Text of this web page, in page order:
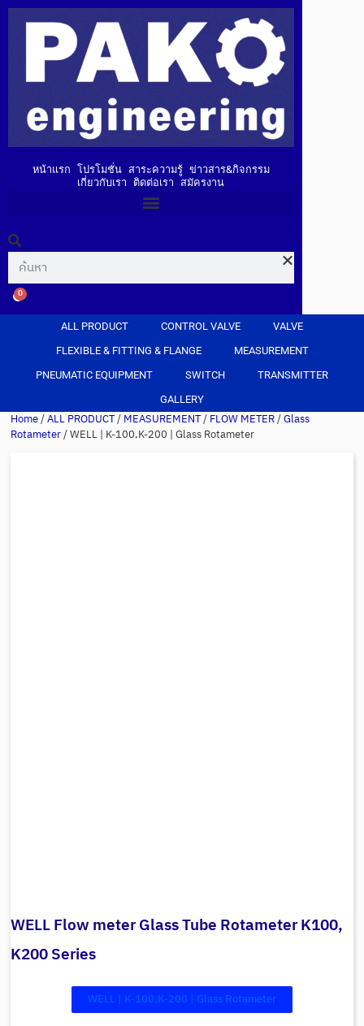
หน้าแรก โปรโมชั่น สาระความรู้ ข่าวสาร&กิจกรรม
เกี่ยวกับเรา
ติดต่อเรา สมัครงาน
0
ALL PRODUCT CONTROL VALVE
VALVE
FLEXIBLE & FITTING & FLANGE
MEASUREMENT
PNEUMATIC EQUIPMENT
SWITCH
TRANSMITTER
GALLERY
Home/ALL PRODUCT/MEASUREMENT/FLOW METER/Glass
Rotameter/ WELL | K-100,K-200 | Glass Rotameter
WELL Flow meter Glass Tube Rotameter K100,
K200 Series
WELL | K-100,K-200 | Glass Rotameter